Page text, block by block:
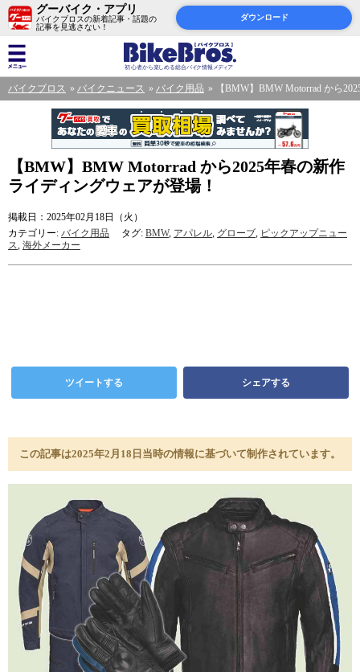
グーバイク・アプリ
バイクブロスの新着記事・話題の
記事を見逃さない！
ダウンロード
バイクブロス バイクニュース バイク用品 【BMW】BMW Motorrad から
【BMW】BMW Motorrad から2025年春の新作
ライディングウェアが登場！
掲載日：2025年02月18日（火）
カテゴリー: バイク用品 タグ: BMW, アパレル, グローブ, ピックアップニュー
ス, 海外メーカー
ツイートする シェアする
この記事は2025年2月18日当時の情報に基づいて制作されています。